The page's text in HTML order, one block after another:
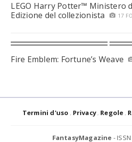
LEGO Harry Potter™ Ministero
Edizione del collezionista
17
Fire Emblem: Fortune’s Weave
Termini d'uso Privacy Regole
FantasyMagazine -